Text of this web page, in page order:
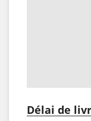
Délai de